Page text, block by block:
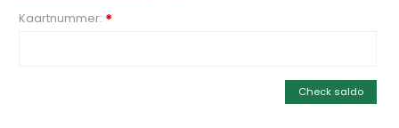
Kaartnummer: *
Check saldo